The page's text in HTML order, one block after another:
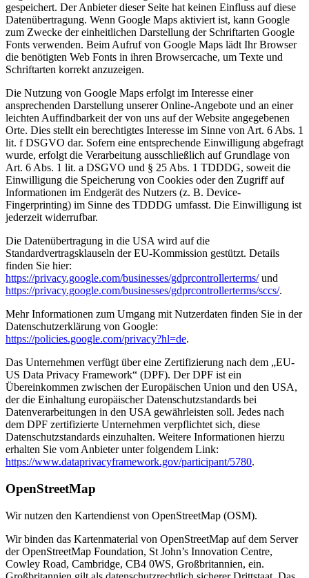
gespeichert. Der Anbieter dieser Seite hat keinen Einfluss auf diese
Datenübertragung. Wenn Google Maps aktiviert ist, kann Google
zum Zwecke der einheitlichen Darstellung der Schriftarten Google
Fonts verwenden. Beim Aufruf von Google Maps lädt Ihr Browser
die benötigten Web Fonts in ihren Browsercache, um Texte und
Schriftarten korrekt anzuzeigen.
Die Nutzung von Google Maps erfolgt im Interesse einer
ansprechenden Darstellung unserer Online-Angebote und an einer
leichten Auffindbarkeit der von uns auf der Website angegebenen
Orte. Dies stellt ein berechtigtes Interesse im Sinne von Art. 6 Abs. 1
lit. f DSGVO dar. Sofern eine entsprechende Einwilligung abgefragt
wurde, erfolgt die Verarbeitung ausschließlich auf Grundlage von
Art. 6 Abs. 1 lit. a DSGVO und § 25 Abs. 1 TDDDG, soweit die
Einwilligung die Speicherung von Cookies oder den Zugriff auf
Informationen im Endgerät des Nutzers (z. B. Device-
Fingerprinting) im Sinne des TDDDG umfasst. Die Einwilligung ist
jederzeit widerrufbar.
Die Datenübertragung in die USA wird auf die
Standardvertragsklauseln der EU-Kommission gestützt. Details
finden Sie hier:
https://privacy.google.com/businesses/gdprcontrollerterms/und
https://privacy.google.com/businesses/gdprcontrollerterms/sccs/.
Mehr Informationen zum Umgang mit Nutzerdaten finden Sie in der
Datenschutzerklärung von Google:
https://policies.google.com/privacy?hl=de.
Das Unternehmen verfügt über eine Zertifizierung nach dem „EU-
US Data Privacy Framework“ (DPF). Der DPF ist ein
Übereinkommen zwischen der Europäischen Union und den USA,
der die Einhaltung europäischer Datenschutzstandards bei
Datenverarbeitungen in den USA gewährleisten soll. Jedes nach
dem DPF zertifizierte Unternehmen verpflichtet sich, diese
Datenschutzstandards einzuhalten. Weitere Informationen hierzu
erhalten Sie vom Anbieter unter folgendem Link:
https://www.dataprivacyframework.gov/participant/5780.
OpenStreetMap
Wir nutzen den Kartendienst von OpenStreetMap (OSM).
Wir binden das Kartenmaterial von OpenStreetMap auf dem Server
der OpenStreetMap Foundation, St John’s Innovation Centre,
Cowley Road, Cambridge, CB4 0WS, Großbritannien, ein.